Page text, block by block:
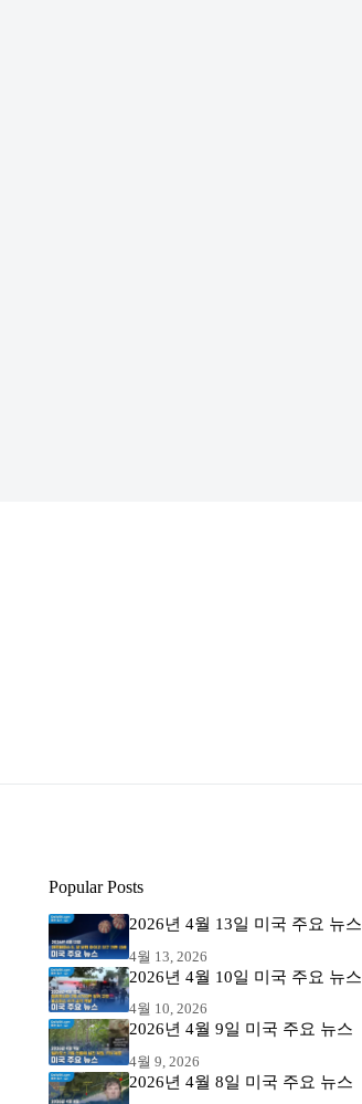
Popular Posts
2026년 4월 13일 미국 주요 뉴스
4월 13, 2026
2026년 4월 10일 미국 주요 뉴스
4월 10, 2026
2026년 4월 9일 미국 주요 뉴스
4월 9, 2026
2026년 4월 8일 미국 주요 뉴스